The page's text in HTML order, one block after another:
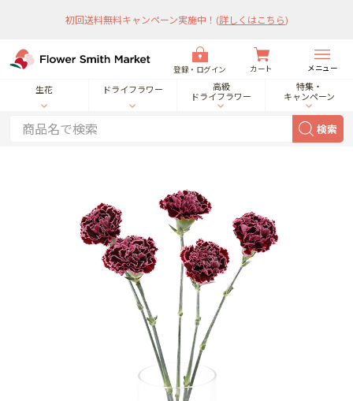
初回送料無料キャンペーン実施中！ (詳しくはこちら)
登録・ログイン カート メニュー
生花 ドライフラワー
高級
ドライフラワー
特集・
キャンペーン
検索